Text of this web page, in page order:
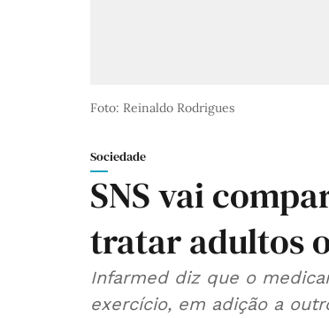
Foto: Reinaldo Rodrigues
Sociedade
SNS vai
tratar adultos
Infarmed diz que o
exercício, em adição a